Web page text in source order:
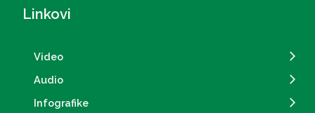
Linkovi
Video
Audio
Infografike